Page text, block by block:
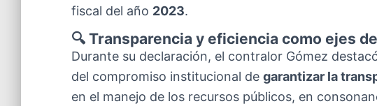
fiscal del año 2023.
🔍 Transparencia y eficiencia como ejes
Durante su declaración, el contralor Gómez
del compromiso institucional de garantizar la
en el manejo de los recursos públicos, en